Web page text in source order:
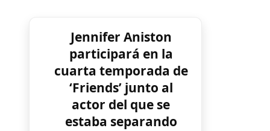
Jennifer Aniston
participará en la
cuarta temporada de
‘Friends’ junto al
actor del que se
estaba separando